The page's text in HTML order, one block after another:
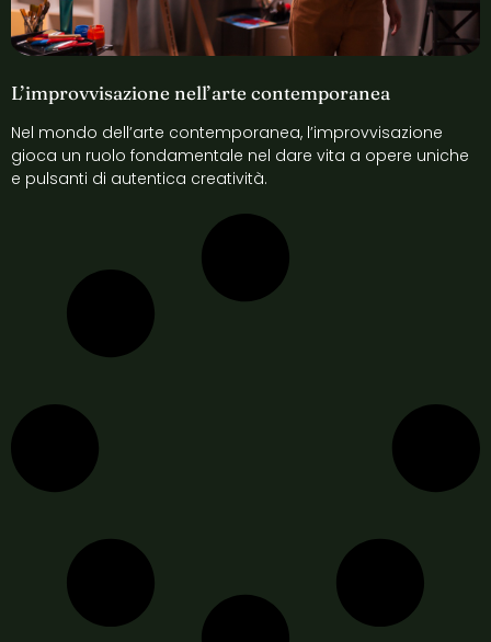
L’improvvisazione nell’arte contemporanea
Nel mondo dell’arte contemporanea, l’improvvisazione
gioca un ruolo fondamentale nel dare vita a opere uniche
e pulsanti di autentica creatività.